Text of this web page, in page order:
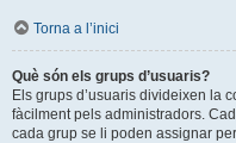
Torna a l’inici
Què són els grups d’usuaris?
Els grups d’usuaris divideixen la
fàcilment pels administradors.
cada grup se li poden assignar